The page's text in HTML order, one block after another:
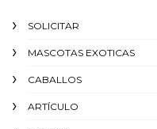
SOLICITAR
MASCOTAS EXOTICAS
CABALLOS
ARTÍCULO